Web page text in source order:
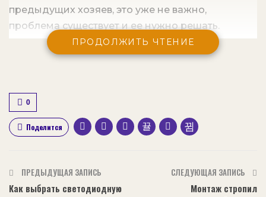
предыдущих хозяев, это уже не важно,
проблема существует и ее нужно решать.
В данном случае мы попытались ответить на
Оглавление:
ПРОДОЛЖИТЬ ЧТЕНИЕ
0
Поделится
ПРЕДЫДУЩАЯ ЗАПИСЬ
Как выбрать светодиодную
СЛЕДУЮЩАЯ ЗАПИСЬ
Монтаж стропил